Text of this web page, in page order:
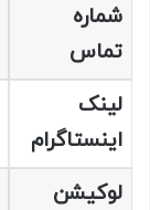
شماره
تماس
لینک
اینستاگرام
لوکیشن